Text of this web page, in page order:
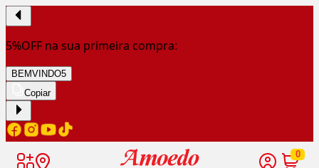
5%OFF na sua primeira compra:
BEMVINDO5
Copiar
0